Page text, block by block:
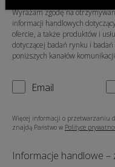
Wyrażam zgodę na
informacji handlowych
ofercie, a także produktów i
dotyczącej badań rynku i
poniższych kanałów
Email
Więcej informacji o przetwarzaniu
znajdą Państwo w Polityce
Informacje handlowe